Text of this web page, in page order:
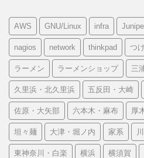
AWS GNU/Linux infra
nagios network thinkpad つ
ラーメン ラーメンショップ 三
久里浜・北久里浜 五反田・大崎
佐原・大矢部 六本木・麻布 厚
坦々麺 大津・堀ノ内 家系
東神奈川・白楽 横浜 横須賀